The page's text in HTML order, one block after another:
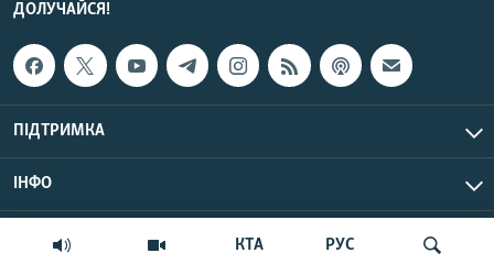
КТА РУС
ДОЛУЧАЙСЯ!
ПІДТРИМКА
ІНФО
© Крим.Реалії, 2026 | Усі права застережено.